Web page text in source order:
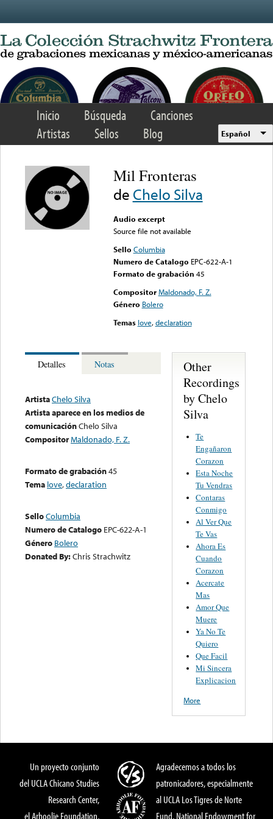
Inicio Búsqueda
Canciones
Artistas
Sellos Blog Español
Mil Fronteras
de Chelo Silva
Audio excerpt
Source file not available
Sello Columbia
Numero de Catalogo EPC-622-A-1
Formato de grabación 45
Compositor Maldonado, F. Z.
Género Bolero
Temas love,declaration
Detalles Notas
ArtistaChelo Silva
Artista aparece en los medios de
comunicaciónChelo Silva
CompositorMaldonado, F. Z.
Formato de grabación45
Tema love,declaration
SelloColumbia
Numero de Catalogo EPC-622-A-1
Género Bolero
Donated By:Chris Strachwitz
Other
Recordings
by Chelo
Silva
Te
Engañaron
Corazon
Esta Noche
Tu Vendras
Contaras
Conmigo
Al Ver Que
Te Vas
Ahora Es
Cuando
Corazon
Acercate
Mas
Amor Que
Muere
Ya No Te
Quiero
Que Facil
Mi Sincera
Explicacion
More
Un proyecto conjunto
del UCLA Chicano Studies
Research Center,
el Arhoolie Foundation,
Agradecemos a todos los
patronicadores, especialmente
al UCLA Los Tigres de Norte
Fund, National Endowment for